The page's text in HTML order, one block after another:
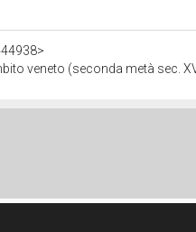
veneto (seconda metà sec.